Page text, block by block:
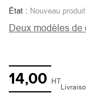
État : Nouveau produit
Deux modèles
14,00 HT